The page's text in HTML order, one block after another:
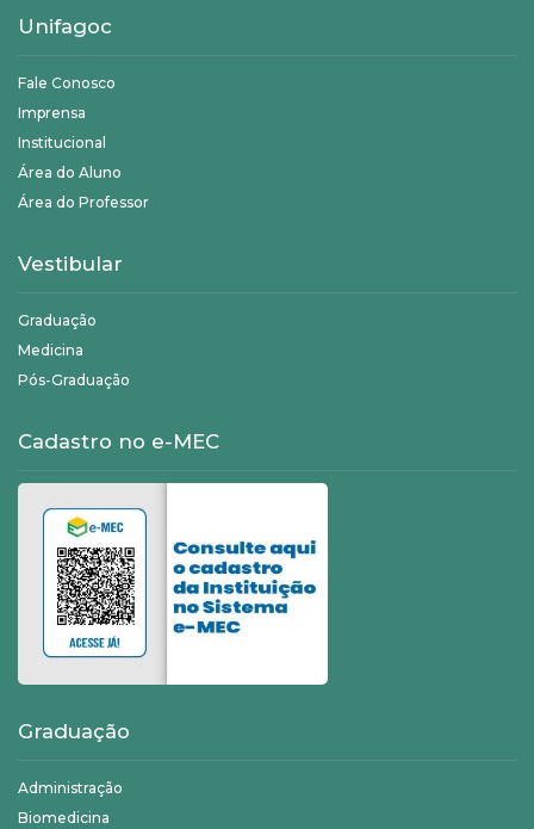
Unifagoc
Fale Conosco
Imprensa
Institucional
Área do Aluno
Área do Professor
Vestibular
Graduação
Medicina
Pós-Graduação
Cadastro no e-MEC
Graduação
Administração
Biomedicina